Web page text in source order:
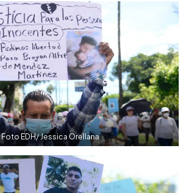
Foto EDH/ Jessica Orellana